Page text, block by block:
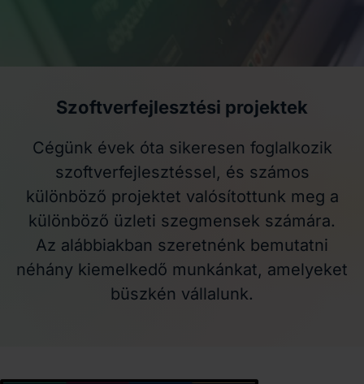
Szoftverfejlesztési projektek
Cégünk évek óta sikeresen foglalkozik
szoftverfejlesztéssel, és számos
különböző projektet valósítottunk meg a
különböző üzleti szegmensek számára.
Az alábbiakban szeretnénk bemutatni
néhány kiemelkedő munkánkat, amelyeket
büszkén vállalunk.